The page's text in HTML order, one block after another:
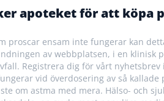
apoteket för att köpa
proscar ensam inte fungerar kan
av webbplatsen, i en klinisk
Registrera dig för vårt
vid överdosering av så
om astma med mera. Hälso- och